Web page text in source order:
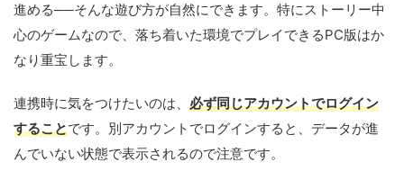
進める──そんな遊び方が自然にできます。特にストーリー中
心のゲームなので、落ち着いた環境でプレイできるPC版はか
なり重宝します。
連携時に気をつけたいのは、 必ず同じアカウントでログイン
することです。別アカウントでログインすると、データが進
んでいない状態で表示されるので注意です。